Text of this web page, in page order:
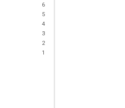
6
5
4
3
2
1